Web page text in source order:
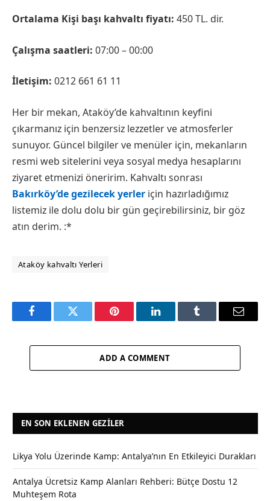
Ortalama Kişi başı kahvaltı fiyatı: 450 TL. dir.
Çalışma saatleri: 07:00 – 00:00
İletişim: 0212 661 61 11
Her bir mekan, Ataköy’de kahvaltının keyfini
çıkarmanız için benzersiz lezzetler ve atmosferler
sunuyor. Güncel bilgiler ve menüler için, mekanların
resmi web sitelerini veya sosyal medya hesaplarını
ziyaret etmenizi öneririm. Kahvaltı sonrası
Bakırköy’de gezilecek yerler için hazırladığımız
listemiz ile dolu dolu bir gün geçirebilirsiniz, bir göz
atın derim. :*
Ataköy kahvaltı Yerleri
FacebookTwitter Pinterest LinkedInTumblr Email
ADD A COMMENT
EN SON EKLENEN GEZILER
Likya Yolu Üzerinde Kamp: Antalya’nın En Etkileyici Durakları
Antalya Ücretsiz Kamp Alanları Rehberi: Bütçe Dostu 12
Muhteşem Rota